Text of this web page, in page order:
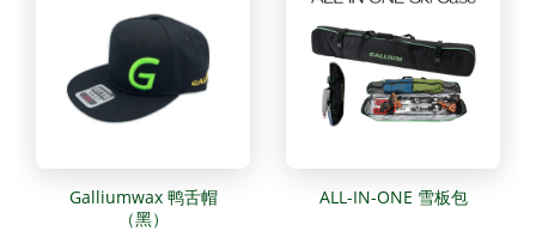
Galliumwax 鸭舌帽
（黑）
ALL-IN-ONE 雪板包